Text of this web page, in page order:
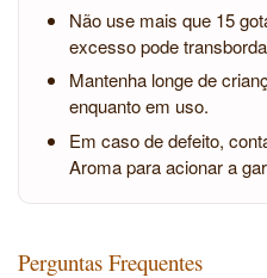
Não use mais que 15
excesso pode
Mantenha longe de
enquanto em uso.
Em caso de defeito,
Aroma para acionar a
Perguntas Frequentes